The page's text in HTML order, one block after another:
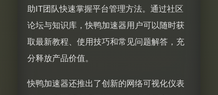
助IT团队快速掌握平台管理方法。通过社区
论坛与知识库，快鸭加速器用户可以随时获
取最新教程、使用技巧和常见问题解答，充
分释放产品价值。
快鸭加速器还推出了创新的网络可视化仪表